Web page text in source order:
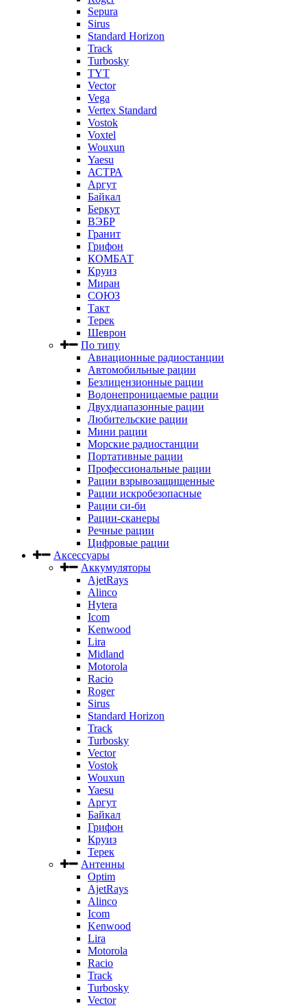
Sepura
Sirus
Standard Horizon
Track
Turbosky
TYT
Vector
Vega
Vertex Standard
Vostok
Voxtel
Wouxun
Yaesu
АСТРА
Аргут
Байкал
Беркут
ВЭБР
Гранит
Грифон
КОМБАТ
Круиз
Миран
СОЮЗ
Такт
Терек
Шеврон
По типу
Авиационные радиостанции
Автомобильные рации
Безлицензионные рации
Водонепроницаемые рации
Двухдиапазонные рации
Любительские рации
Мини рации
Морские радиостанции
Портативные рации
Профессиональные рации
Рации взрывозащищенные
Рации искробезопасные
Рации си-би
Рации-сканеры
Речные рации
Цифровые рации
Аксессуары
Аккумуляторы
AjetRays
Alinco
Hytera
Icom
Kenwood
Lira
Midland
Motorola
Racio
Roger
Sirus
Standard Horizon
Track
Turbosky
Vector
Vostok
Wouxun
Yaesu
Аргут
Байкал
Грифон
Круиз
Терек
Антенны
Optim
AjetRays
Alinco
Icom
Kenwood
Lira
Motorola
Racio
Track
Turbosky
Vector